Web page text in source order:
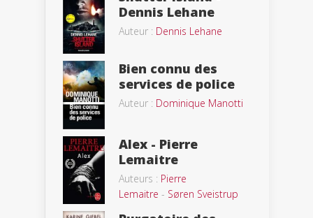
Dennis Lehane
Auteur : Dennis Lehane
Bien connu des
services de police
Auteur : Dominique Manotti
Alex - Pierre
Lemaitre
Auteurs : Pierre
Lemaitre - Søren Sveistrup